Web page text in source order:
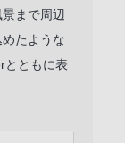
まで周辺
たような
ともに表